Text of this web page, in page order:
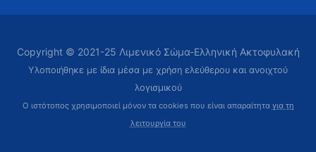
Copyright © 2021-25 Λιμενικό Σώμα-Ελληνική Ακτοφυλακή
Υλοποιήθηκε με ίδια μέσα με χρήση ελεύθερου και ανοιχτού
λογισμικού
Ο ιστότοπος χρησιμοποιεί μόνον τα cookies που είναι απαραίτητα για τη
λειτουργία του